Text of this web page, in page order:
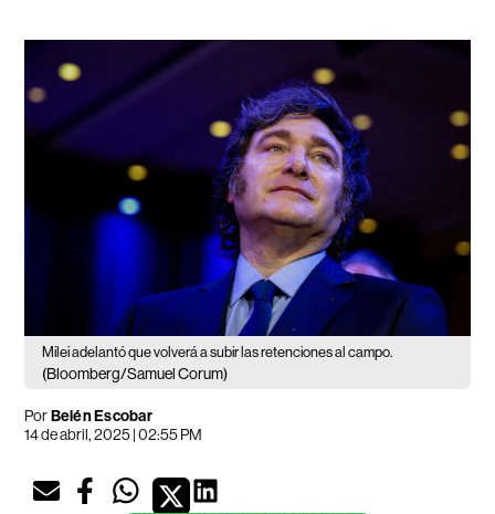
Milei adelantó que volverá a subir las retenciones al campo.
(Bloomberg/Samuel Corum)
PorBelén Escobar
14 de abril, 2025 | 02:55 PM